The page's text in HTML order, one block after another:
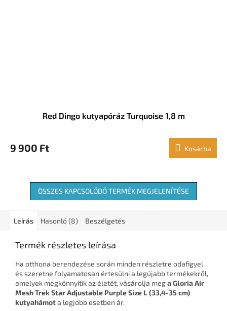
Red Dingo kutyapóráz Turquoise 1,8 m
9 900 Ft Kosárba
ÖSSZES KAPCSOLÓDÓ TERMÉK MEGJELENÍTÉSE
Leírás Hasonló (8) Beszélgetés
Termék részletes leírása
Ha otthona berendezése során minden részletre odafigyel,
és szeretne folyamatosan értesülni a legújabb termékekről,
amelyek megkönnyítik az életét, vásárolja mega Gloria Air
Mesh Trek Star Adjustable Purple Size L (33,4-35 cm)
kutyahámota legjobb esetben ár.